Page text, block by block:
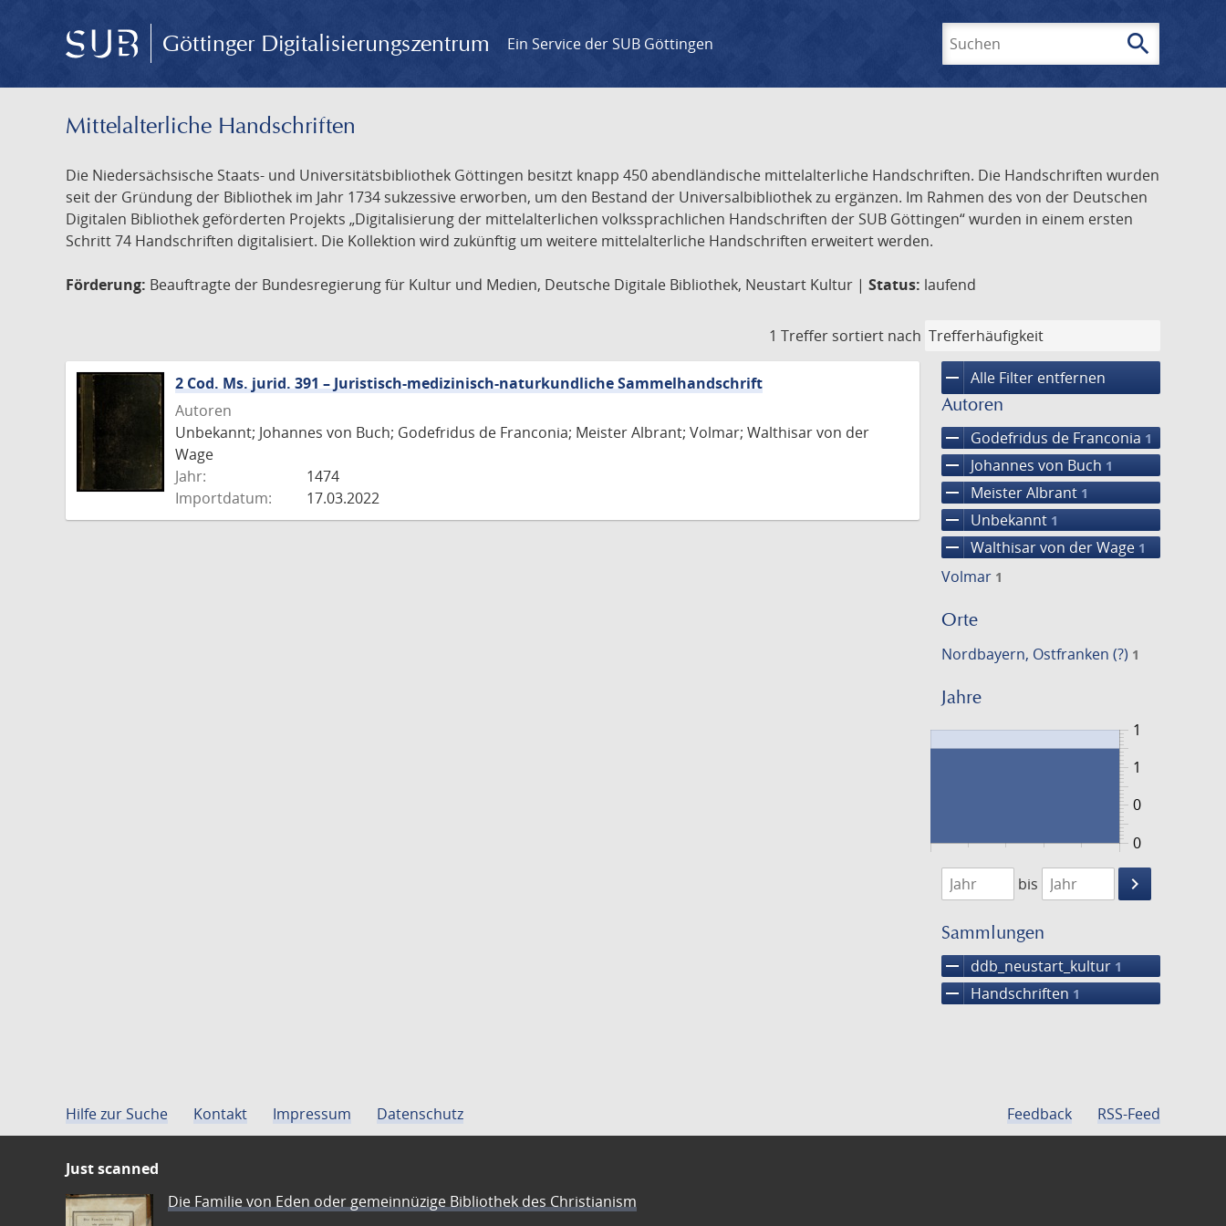
Göttinger Digitalisierungszentrum Ein Service der SUB Göttingen search
Mittelalterliche Handschriften
Die Niedersächsische Staats- und Universitätsbibliothek Göttingen besitzt knapp 450 abendländische mittelalterliche Handschriften. Die Handschriften wurden
seit der Gründung der Bibliothek im Jahr 1734 sukzessive erworben, um den Bestand der Universalbibliothek zu ergänzen. Im Rahmen des von der Deutschen
Digitalen Bibliothek geförderten Projekts „Digitalisierung der mittelalterlichen volkssprachlichen Handschriften der SUB Göttingen“ wurden in einem ersten
Schritt 74 Handschriften digitalisiert. Die Kollektion wird zukünftig um weitere mittelalterliche Handschriften erweitert werden.
Förderung: Beauftragte der Bundesregierung für Kultur und Medien, Deutsche Digitale Bibliothek, Neustart Kultur | Status: laufend
1 Treffer sortiert nach
remove Alle Filter entfernen
Autoren
remove Godefridus de Franconia 1
remove Johannes von Buch 1
remove Meister Albrant 1
remove Unbekannt 1
remove Walthisar von der Wage 1
Volmar 1
Orte
Nordbayern, Ostfranken (?) 1
Jahre
0
1
0
1
1474
1475
bis
keyboard_arrow_right
Suche
Sammlungen
remove ddb_neustart_kultur 1
remove Handschriften 1
2 Cod. Ms. jurid. 391 – Juristisch-medizinisch-naturkundliche Sammelhandschrift
Autoren
Unbekannt; Johannes von Buch; Godefridus de Franconia; Meister Albrant; Volmar; Walthisar von der
Wage
Jahr:
1474
Importdatum:
17.03.2022
Hilfe zur Suche Kontakt Impressum Datenschutz Feedback RSS-Feed
Just scanned
Die Familie von Eden oder gemeinnüzige Bibliothek des Christianism